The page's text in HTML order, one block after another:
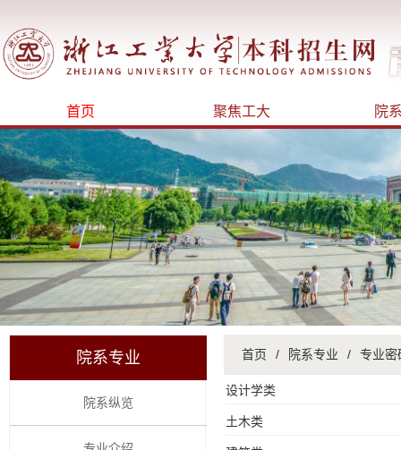
首页 聚焦工大 院
院系专业
院系纵览
首页 / 院系专业 / 专业密
设计学类
土木类